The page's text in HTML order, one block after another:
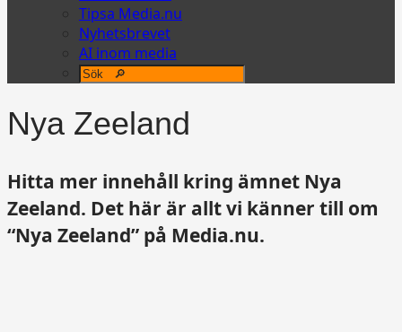
Tipsa Media.nu
Nyhetsbrevet
AI inom media
Nya Zeeland
Hitta mer innehåll kring ämnet Nya
Zeeland. Det här är allt vi känner till om
“Nya Zeeland” på Media.nu.